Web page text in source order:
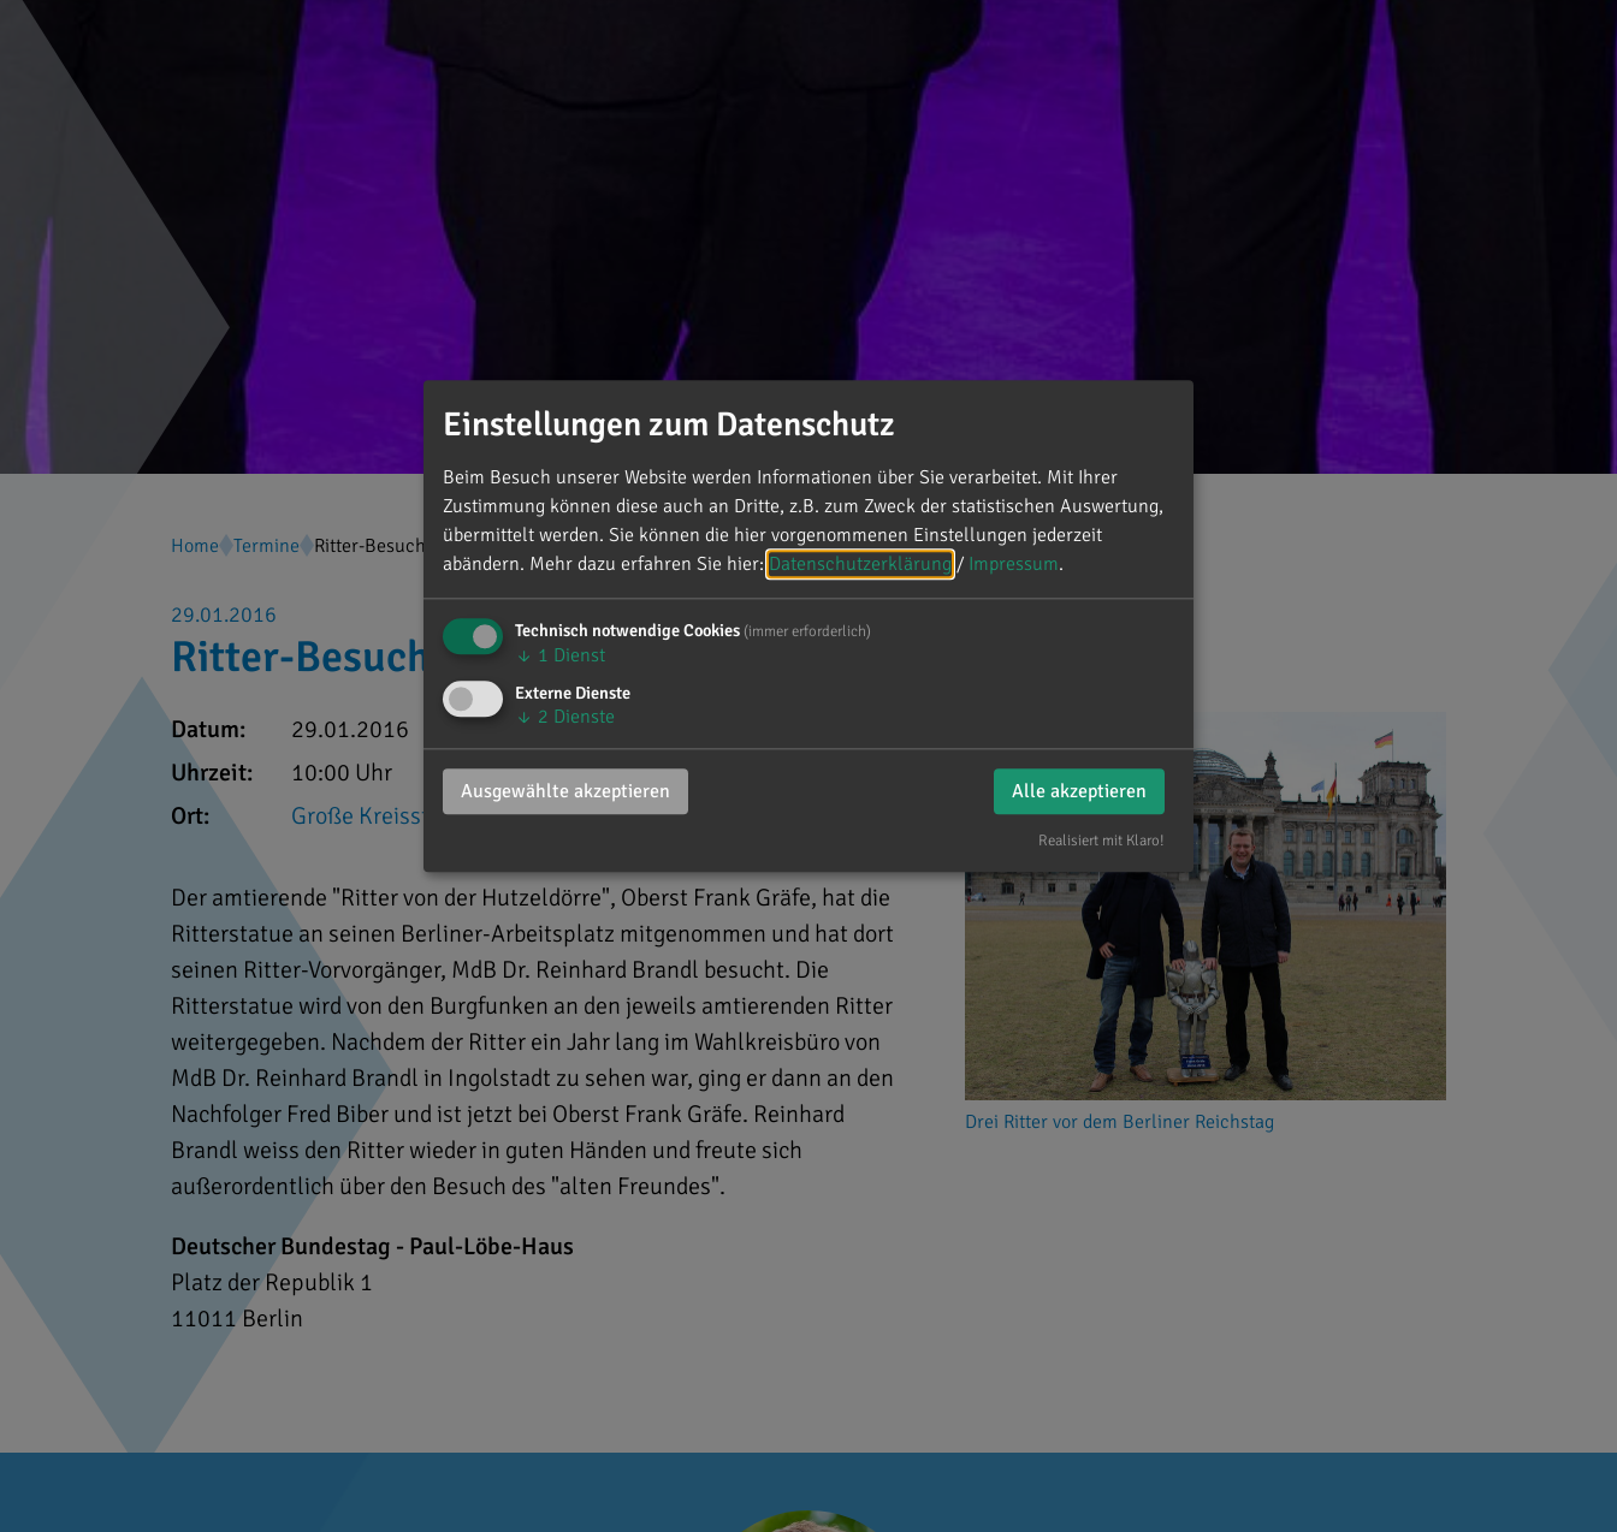
Home Termine Ritter-Besuch in Berlin
29.01.2016
Ritter-Besuch in Berlin
Drei Ritter vor dem Berliner Reichstag
Datum:
29.01.2016
Uhrzeit:
10:00 Uhr
Ort:
Große Kreisstadt Neuburg an der Donau
Der amtierende "Ritter von der Hutzeldörre", Oberst Frank Gräfe, hat die
Ritterstatue an seinen Berliner-Arbeitsplatz mitgenommen und hat dort
seinen Ritter-Vorvorgänger, MdB Dr. Reinhard Brandl besucht. Die
Ritterstatue wird von den Burgfunken an den jeweils amtierenden Ritter
weitergegeben. Nachdem der Ritter ein Jahr lang im Wahlkreisbüro von
MdB Dr. Reinhard Brandl in Ingolstadt zu sehen war, ging er dann an den
Nachfolger Fred Biber und ist jetzt bei Oberst Frank Gräfe. Reinhard
Brandl weiss den Ritter wieder in guten Händen und freute sich
außerordentlich über den Besuch des "alten Freundes".
Deutscher Bundestag - Paul-Löbe-Haus
Platz der Republik 1
11011Berlin
Einstellungen zum Datenschutz
Beim Besuch unserer Website werden Informationen über Sie verarbeitet. Mit Ihrer
Zustimmung können diese auch an Dritte, z.B. zum Zweck der statistischen Auswertung,
übermittelt werden. Sie können die hier vorgenommenen Einstellungen jederzeit
abändern. Mehr dazu erfahren Sie hier: Datenschutzerklärung / Impressum.
Technisch notwendige Cookies (immer erforderlich)
↓ 1 Dienst
Externe Dienste
↓ 2 Dienste
Ausgewählte akzeptieren Alle akzeptieren
Realisiert mit Klaro!